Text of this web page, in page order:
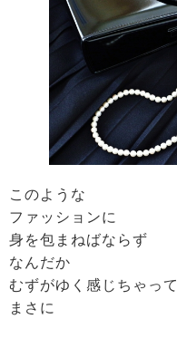
このような
ファッションに
身を包まねばならず
なんだか
むずがゆく感じちゃって
まさに